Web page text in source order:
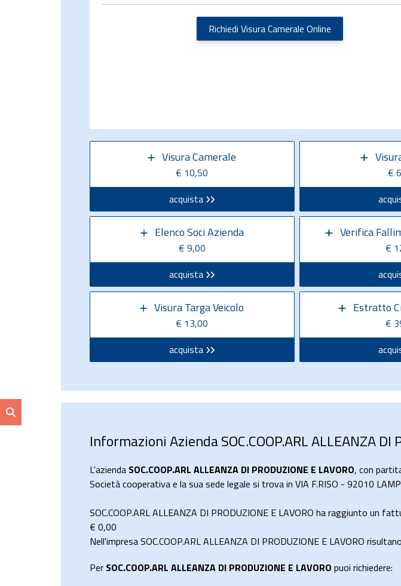
Richiedi Visura Camerale Online
Visura Camerale
€ 10,50
acquista
€
Elenco Soci Azienda
€ 9,00
acquista
Verifica
€
Visura Targa Veicolo
€ 13,00
acquista
Estratto
€
Informazioni Azienda SOC.COOP.ARL ALLEANZA DI
L'azienda SOC.COOP.ARL ALLEANZA DI PRODUZIONE E LAVORO, con
Società cooperativa e la sua sede legale si trova in VIA F.RISO - 92010
SOC.COOP.ARL ALLEANZA DI PRODUZIONE E LAVORO ha raggiunto un
€ 0,00
Nell'impresa SOC.COOP.ARL ALLEANZA DI PRODUZIONE E LAVORO
Per SOC.COOP.ARL ALLEANZA DI PRODUZIONE E LAVORO puoi richiedere: